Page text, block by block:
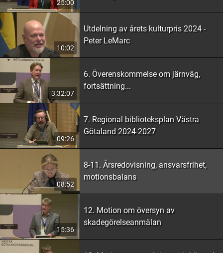
25:00
10:02
Utdelning av årets kulturpris 2024 -
Peter LeMarc
3:32:07
6. Överenskommelse om järnväg,
fortsättning...
09:26
7. Regional biblioteksplan Västra
Götaland 2024-2027
08:52
8-11. Årsredovisning, ansvarsfrihet,
motionsbalans
15:36
12. Motion om översyn av
skadegörelseanmälan